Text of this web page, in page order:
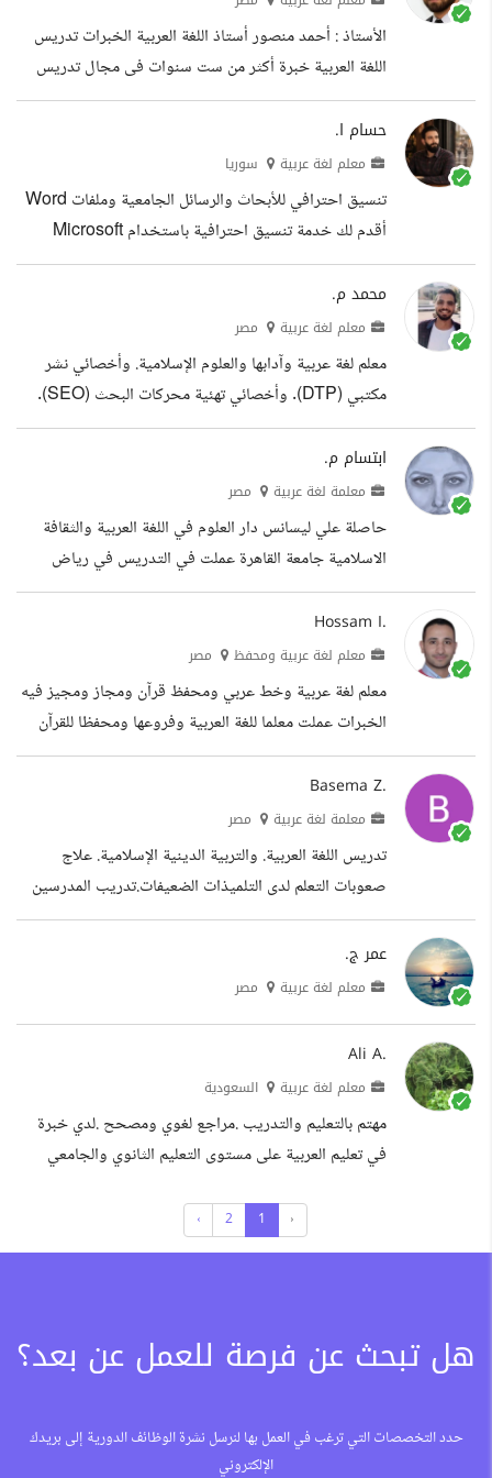
الأستاذ : أحمد منصور أستاذ اللغة العربية الخبرات تدريس
اللغة العربية خبرة أكثر من ست سنوات فى مجال تدريس
اللغة العربية تدريس اللغة العربية عن بعد خبرة أكثر من ست
سنوات فى مجال تدريس اللغة العربية عن بعد والتفاعل مع
الطلاب التعليم تخرجت فى كلية دار العلوم حاصل على
ليسانس فى اللغة العربية وآدابها دبلوم عام فى تدريس اللغة
العربية اجتزت تدريبات دمج التكنولوجيا فى التعليم تدريب
المصري
حسام ا.
معلم لغة عربية سوريا
تنسيق احترافي للأبحاث والرسائل الجامعية وملفات Word
أقدم لك خدمة تنسيق احترافية باستخدام Microsoft
Word تشمل: - تنسيق رسائل البكالوريوس والماجستير
والدكتوراه. - تنسيق الأبحاث العلمية والمقالات. - إعداد
الفهرس التلقائي. - تنسيق العناوين الرئيسية والفرعية. -
ترقيم الصفحات بشكل احترافي. - تنسيق الجداول
والأشكال. - تنسيق الهوامش وحجم الخط والمسافات. -
إنشاء قائمة المحتويات وقائمة الجداول والأشكال. -...
محمد م.
معلم لغة عربية مصر
معلم لغة عربية وآدابها والعلوم الإسلامية. وأخصائي نشر
مكتبي (DTP). وأخصائي تهئية محركات البحث (SEO).
لدي معرفة ببرامج مختلفة مثل: Adobe Photoshop -
Adobe Illustrator - Adobe InDesign - Adobe
Captivate - Storyline 365 - PDF - OCR
Software MS Word - MS Excel - MS
PowerPoint سأكون سعيد جدا بمراسلتك لي للإجابة عن
أي استفسار أو معرفة تفاصيل أكثر عن كيفية عملي. الخبرات
تربوي كلية التربية - جامعة مدينة...
ابتسام م.
معلمة لغة عربية مصر
حاصلة علي ليسانس دار العلوم في اللغة العربية والثقافة
الاسلامية جامعة القاهرة عملت في التدريس في رياض
الاطفال وكذالك كميسرة لتقويم سلوك الاطفال حضرت
دورة تدريبية علي طريقة التعامل مع الطفل وطرق تدرسه
حضرت تدريب tot حضرت دورة تنمية بشرية وعملت
متطوعة في مؤسسة تنموية الخبرات التعليم
Hossam I.
معلم لغة عربية ومحفظ مصر
معلم لغة عربية وخط عربي ومحفظ قرآن ومجاز ومجيز فيه
الخبرات عملت معلما للغة العربية وفروعها ومحفظا للقرآن
الكريم قمت بتدريس اللغة العربية بغير الناطقين بها بالحرم
النبوي - ليسانس الدراسات الإسلامية واللغة العربية جامعة
الأزهر. - دبلومة عامة في التربية جامعة الأزهر. - دبلوم إعدا
Basema Z.
معلمة لغة عربية مصر
تدريس اللغة العربية. والتربية الدينية الإسلامية. علاج
صعوبات التعلم لدى التلميذات الضعيفات.تدريب المدرسين
لعلاج صعوبات التعلم الخبرات التعليم
عمر ج.
معلم لغة عربية مصر
Ali A.
معلم لغة عربية السعودية
مهتم بالتعليم والتدريب .مراجع لغوي ومصحح .لدي خبرة
في تعليم العربية على مستوى التعليم الثانوي والجامعي
‹
1
2
›
هل تبحث عن فرصة للعمل عن بعد؟
حدد التخصصات التي ترغب في العمل بها لنرسل نشرة الوظائف الدورية إلى بريدك
الإلكتروني